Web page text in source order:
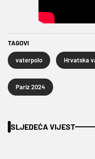
TAGOVI
vaterpolo
Pariz 2024
SLJEDEĆA VIJEST